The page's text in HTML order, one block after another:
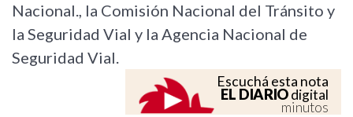
Nacional., la Comisión Nacional del Tránsito y
la Seguridad Vial y la Agencia Nacional de
Seguridad Vial.
Escuchá esta nota
EL DIARIOdigital
minutos